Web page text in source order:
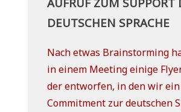
DEUTSCHEN SPRACHE
Nach etwas Brain­stor­ming
in einem Mee­ting eini­ge
der ent­wor­fen, in den wir
Com­mit­ment zur deut­schen